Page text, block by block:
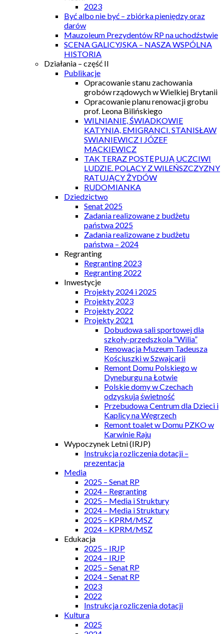
2023
Być albo nie być – zbiórka pieniędzy oraz
darów
Mauzoleum Prezydentów RP na uchodźstwie
SCENA GALICYJSKA – NASZA WSPÓLNA
HISTORIA
Działania – część II
Publikacje
Opracowanie stanu zachowania
grobów rządowych w Wielkiej Brytanii
Opracowanie planu renowacji grobu
prof. Leona Bilińskiego
WILNIANIE, ŚWIADKOWIE
KATYNIA, EMIGRANCI. STANISŁAW
SWIANIEWICZ I JÓZEF
MACKIEWICZ
TAK TERAZ POSTĘPUJĄ UCZCIWI
LUDZIE. POLACY Z WILEŃSZCZYZNY
RATUJĄCY ŻYDÓW
RUDOMIANKA
Dziedzictwo
Senat 2025
Zadania realizowane z budżetu
państwa 2025
Zadania realizowane z budżetu
państwa – 2024
Regranting
Regranting 2023
Regranting 2022
Inwestycje
Projekty 2024 i 2025
Projekty 2023
Projekty 2022
Projekty 2021
Dobudowa sali sportowej dla
szkoły-przedszkola “Wilia”
Renowacja Muzeum Tadeusza
Kościuszki w Szwajcarii
Remont Domu Polskiego w
Dyneburgu na Łotwie
Polskie domy w Czechach
odzyskują świetność
Przebudowa Centrum dla Dzieci i
Kaplicy na Węgrzech
Remont toalet w Domu PZKO w
Karwinie Raju
Wypoczynek Letni (IRJP)
Instrukcja rozliczenia dotacji –
prezentacja
Media
2025 – Senat RP
2024 – Regranting
2025 – Media i Struktury
2024 – Media i Struktury
2025 – KPRM/MSZ
2024 – KPRM/MSZ
Edukacja
2025 – IRJP
2024 – IRJP
2025 – Senat RP
2024 – Senat RP
2023
2022
Instrukcja rozliczenia dotacji
Kultura
2025